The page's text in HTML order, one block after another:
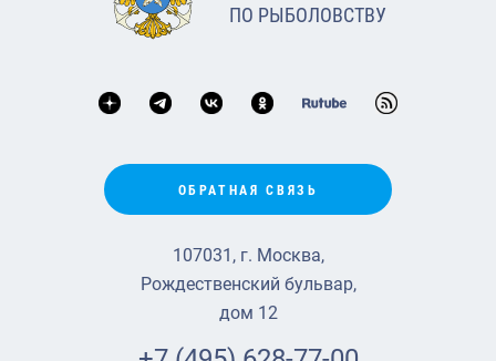
ПО РЫБОЛОВСТВУ
ОБРАТНАЯ СВЯЗЬ
107031, г. Москва,
Рождественский бульвар,
дом 12